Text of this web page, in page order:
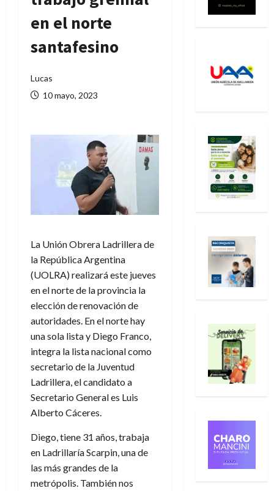
en el norte
santafesino
Lucas
10 mayo, 2023
La Unión Obrera Ladrillera de
la República Argentina
(UOLRA) realizará este jueves
en el norte de la provincia la
elección de renovación de
autoridades. En el norte hay
una sola lista y Diego Franco,
integra la lista nacional como
secretario de la Juventud
Ladrillera, el candidato a
Secretario General es Luis
Alberto Cáceres.
Diego, tiene 31 años, trabaja
en Ladrillaría Scarpin, una de
las más grandes de la
metrópolis. También nos